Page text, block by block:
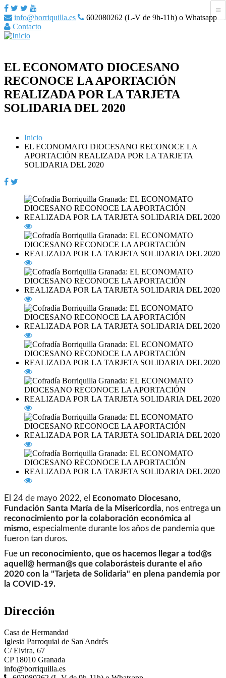
info@borriquilla.es
602080262 (L-V de 9h-11h) o Whatsapp
Contacto
EL ECONOMATO DIOCESANO
RECONOCE LA APORTACIÓN
REALIZADA POR LA TARJETA
SOLIDARIA DEL 2020
Inicio
EL ECONOMATO DIOCESANO RECONOCE LA
APORTACIÓN REALIZADA POR LA TARJETA
SOLIDARIA DEL 2020
El 24 de mayo 2022, el
Economato Diocesano,
Fundación Santa María de la Misericordia, nos entrega un
reconocimiento por la colaboración económica al
mismo, especialmente durante los años de pandemia que
fueron tan duros.
Fue un reconocimiento, que os hacemos llegar a tod@s
aquell@ herman@s que colaborásteis durante el año
2020 con la "Tarjeta de Solidaria" en plena pandemia por
la COVID-19.
Dirección
Casa de Hermandad
Iglesia Parroquial de San Andrés
C/ Elvira, 67
CP 18010 Granada
info@borriquilla.es